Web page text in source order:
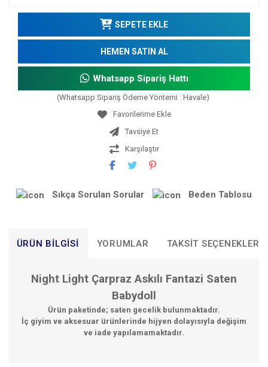
SEPETE EKLE
HEMEN SATIN AL
Whatsapp Sipariş Hattı
(Whatsapp Sipariş Ödeme Yöntemi : Havale)
Tavsiye Et
Karşılaştır
Sıkça Sorulan Sorular Beden Tablosu
ÜRÜN BILGISI YORUMLAR TAKSIT SEÇENEKLERI
Night Light Çarpraz Askılı Fantazi Saten
Babydoll
Ürün paketinde; saten gecelik bulunmaktadır.
İç giyim ve aksesuar ürünlerinde hijyen dolayısıyla değişim
ve iade yapılamamaktadır.